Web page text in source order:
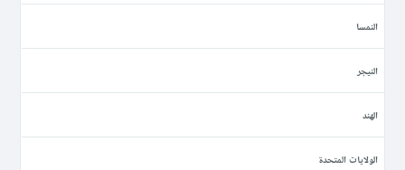
النمسا
النيجر
الهند
الولايات المتحدة